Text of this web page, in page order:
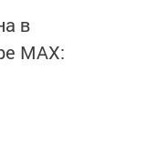
в
MАХ: